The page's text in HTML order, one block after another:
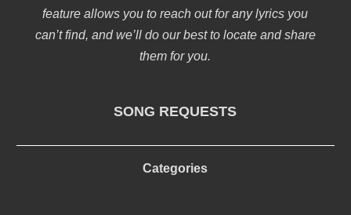
feature allows you to reach out for any lyrics you
can’t find, and we’ll do our best to locate and share
them for you.
SONG REQUESTS
Categories